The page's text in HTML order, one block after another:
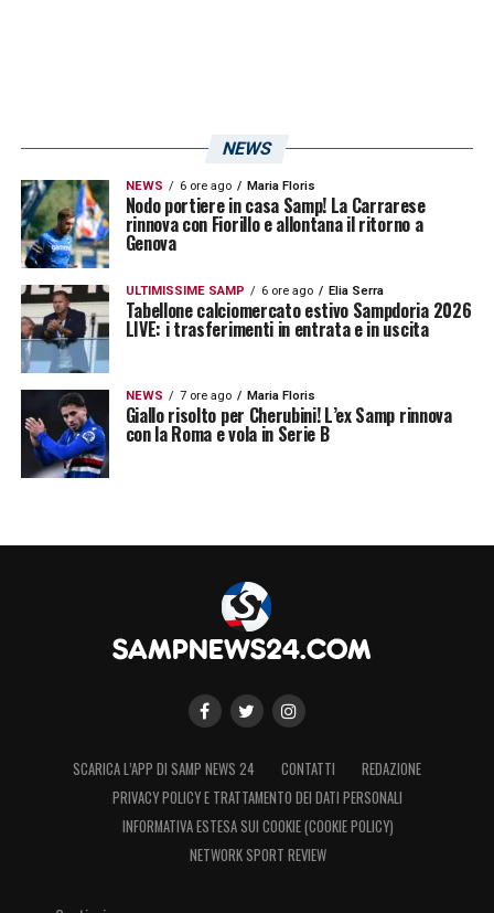
LA PLAYLIST DELLE NOSTRE TOP NEWS
NEWS
NEWS 6 ore ago Maria Floris
Nodo portiere in casa Samp! La Carrarese
rinnova con Fiorillo e allontana il ritorno a
Genova
ULTIMISSIME SAMP 6 ore ago Elia Serra
Tabellone calciomercato estivo Sampdoria 2026
LIVE: i trasferimenti in entrata e in uscita
NEWS 7 ore ago Maria Floris
Giallo risolto per Cherubini! L’ex Samp rinnova
con la Roma e vola in Serie B
SCARICA L’APP DI SAMP NEWS 24 CONTATTI
REDAZIONE
PRIVACY POLICY E TRATTAMENTO DEI DATI PERSONALI
INFORMATIVA ESTESA SUI COOKIE (COOKIE POLICY)
NETWORK SPORT REVIEW